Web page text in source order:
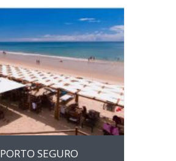
PORTO SEGURO